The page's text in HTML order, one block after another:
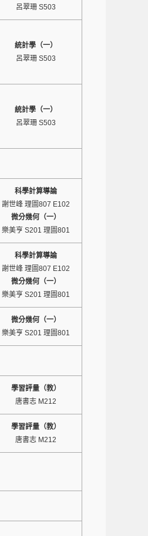
呂翠珊 S503
統計學（一）
呂翠珊 S503
統計學（一）
呂翠珊 S503
科學計算導論
謝世峰 理圖807 E102
微分幾何（一）
樂美亨 S201 理圖801
科學計算導論
謝世峰 理圖807 E102
微分幾何（一）
樂美亨 S201 理圖801
微分幾何（一）
樂美亨 S201 理圖801
學習評量（教）
唐書志 M212
學習評量（教）
唐書志 M212